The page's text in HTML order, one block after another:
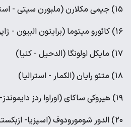
۱۵) جیمی مکلارن (ملبورن سیتی - استرالیا)
۱۶) کائورو میتوما (برایتون البیون - ژاپن)
۱۷) مایکل اولونگا (الدحیل - کنیا)
۱۸) متئو رایان (الکمار - استرالیا)
۱۹) هیروکی ساکای (اوراوا ردز دایموندز- ژاپن)
۲۰) الدور شومورودوف (اسپزیا- ازبکستان)